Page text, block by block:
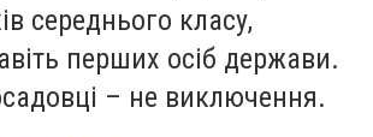
середнього класу,
перших осіб держави.
– не виключення.